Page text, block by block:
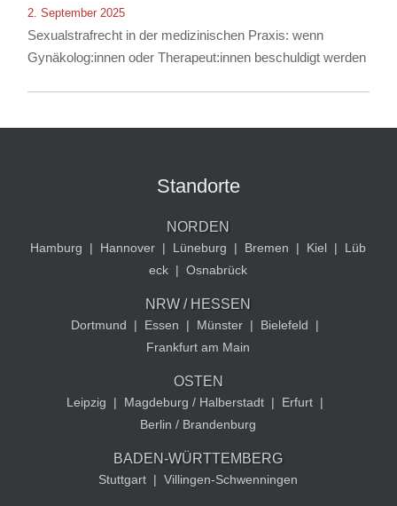
2. September 2025
Sexualstrafrecht in der medizinischen Praxis: wenn
Gynäkolog:innen oder Therapeut:innen beschuldigt werden
Standorte
NORDEN
Hamburg | Hannover | Lüneburg | Bremen | Kiel |
Lüb
eck | Osnabrück
NRW / HESSEN
Dortmund | Essen | Münster | Bielefeld
|
Frankfurt am Main
OSTEN
Leipzig | Magdeburg / Halberstadt | Erfurt |
Berlin / Brandenburg
BADEN-WÜRTTEMBERG
Stuttgart | Villingen-Schwenningen